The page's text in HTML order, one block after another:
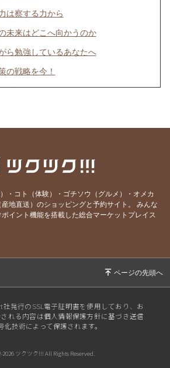
は察する力から
未来はどこへ向かうのか
ら勉強しているあなたへ
の戦略を今！
副作用
つ、公開しました！
子になる理由はSWOTにあり
代を生き抜く“無形の力”
？
成果を最大化する“聴く技術”を学ぼう
癖」が暴れ出す季節
、これやって！
・コト（体験）・ゴチソウ（グルメ）・オメカ
地直送）のショッピングと予約サイト。
みんな
イント機能を搭載した総合マーケットプレイス
社発行のSSL電子証明書を使用しており、お
れる内容は個人情報保護方針に基づき送信
化技術によって保護されます。
2026 ツクツク!!! All Rights Reserved.